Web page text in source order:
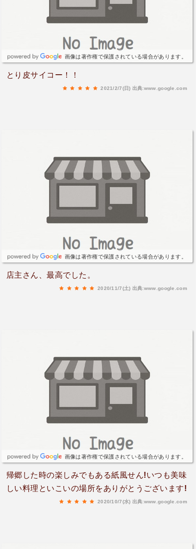
画像は著作権で保護されている場合があります。
とり皮サイコー！！
2021/2/7(日) 出典:www.google.com
画像は著作権で保護されている場合があります。
店主さん、最高でした。
2020/11/7(土) 出典:www.google.com
画像は著作権で保護されている場合があります。
帰郷した時の楽しみでもある紙風せん!いつも美味
しい料理といこいの場所をありがとうございます!
2020/10/7(水) 出典:www.google.com